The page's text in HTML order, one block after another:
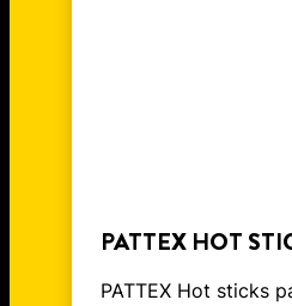
PATTEX HOT
PATTEX Hot sticks